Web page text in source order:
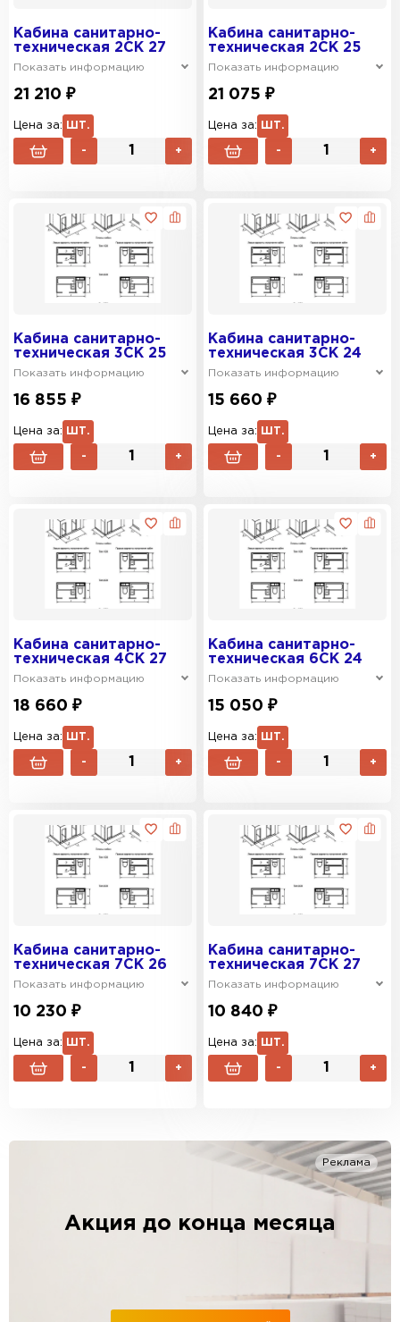
Кабина санитарно-
техническая 2СК 27
Показать информацию
21 210 ₽
Цена за: ШТ.
- +
Кабина санитарно-
техническая 2СК 25
Показать информацию
21 075 ₽
Цена за: ШТ.
- +
Кабина санитарно-
техническая 3СК 25
Показать информацию
16 855 ₽
Цена за: ШТ.
- +
Кабина санитарно-
техническая 3СК 24
Показать информацию
15 660 ₽
Цена за: ШТ.
- +
Кабина санитарно-
техническая 4СК 27
Показать информацию
18 660 ₽
Цена за: ШТ.
- +
Кабина санитарно-
техническая 6СК 24
Показать информацию
15 050 ₽
Цена за: ШТ.
- +
Кабина санитарно-
техническая 7СК 26
Показать информацию
10 230 ₽
Цена за: ШТ.
- +
Кабина санитарно-
техническая 7СК 27
Показать информацию
10 840 ₽
Цена за: ШТ.
- +
Реклама
Акция до конца месяца